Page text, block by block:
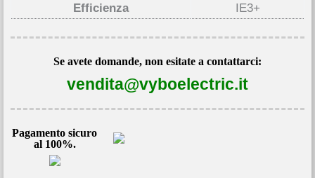
Efficienza
IE3+
Se avete domande, non esitate a contattarci:
vendita@vyboelectric.it
Pagamento sicuro
al 100%.